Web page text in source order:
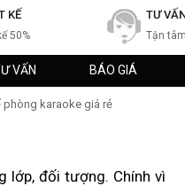
KẾ
50%
TƯ
Tận
VẤN BÁO GIÁ
phòng karaoke giá rẻ
lớp, đối tượng. Chính vì